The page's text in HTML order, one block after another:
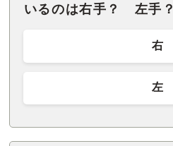
いるのは右手？ 左手？
右
左